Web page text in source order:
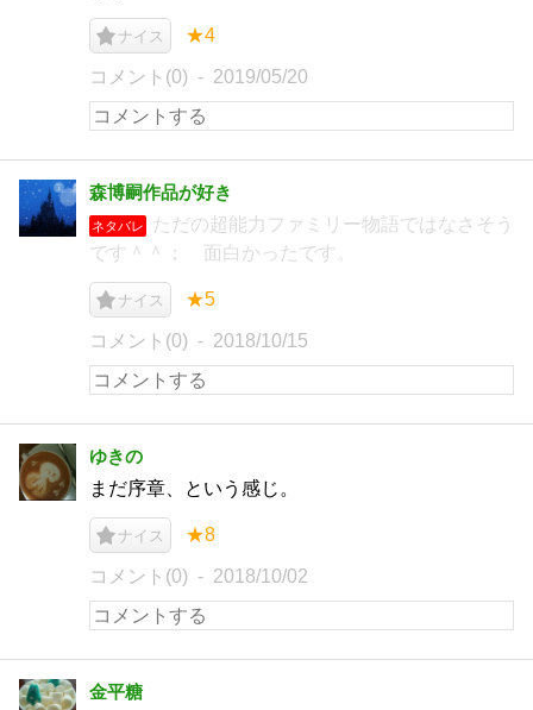
ナイス ★4
コメント(0) 2019/05/20
森博嗣作品が好き
ネタバレ
ただの超能力ファミリー物語ではなさそう
です＾＾； 面白かったです。
ナイス ★5
コメント(0) 2018/10/15
ゆきの
まだ序章、という感じ。
ナイス ★8
コメント(0) 2018/10/02
金平糖